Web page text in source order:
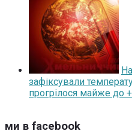
зафіксували
прогрілося майже до
ми в facebook